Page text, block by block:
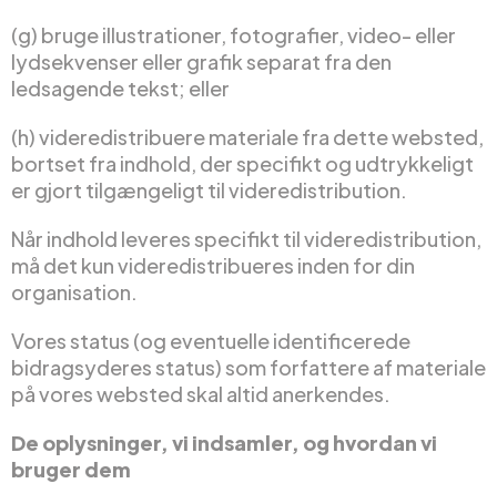
(g) bruge illustrationer, fotografier, video- eller
lydsekvenser eller grafik separat fra den
ledsagende tekst; eller
(h) videredistribuere materiale fra dette websted,
bortset fra indhold, der specifikt og udtrykkeligt
er gjort tilgængeligt til videredistribution.
Når indhold leveres specifikt til videredistribution,
må det kun videredistribueres inden for din
organisation.
Vores status (og eventuelle identificerede
bidragsyderes status) som forfattere af materiale
på vores websted skal altid anerkendes.
De oplysninger, vi indsamler, og hvordan vi
bruger dem